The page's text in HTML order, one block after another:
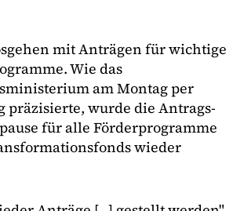
mit Anträgen für wichtige
Wie das
am Montag per
präzisierte, wurde die Antrags-
für alle Förderprogramme
wieder